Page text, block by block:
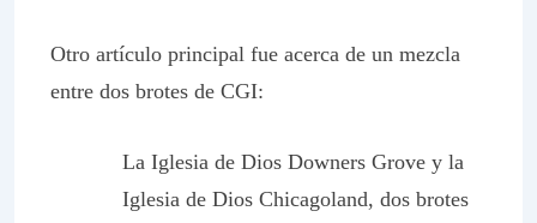
Otro artículo principal fue acerca de un mezcla
entre dos brotes de CGI:
La Iglesia de Dios Downers Grove y la
Iglesia de Dios Chicagoland, dos brotes